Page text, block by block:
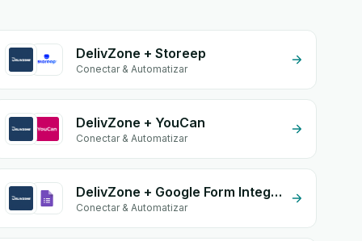
DelivZone + Storeep
Conectar & Automatizar
DelivZone + YouCan
Conectar & Automatizar
DelivZone + Google Form Integration
Conectar & Automatizar